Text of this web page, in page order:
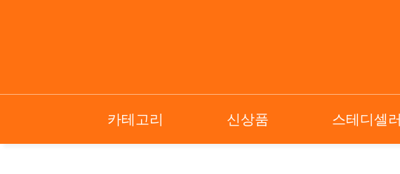
카테고리 신상품 스테디셀러